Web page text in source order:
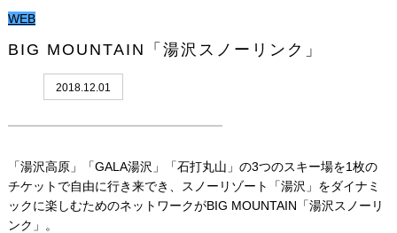
WEB
BIG MOUNTAIN「湯沢スノーリンク」
2018.12.01
「湯沢高原」「GALA湯沢」「石打丸山」の3つのスキー場を1枚の
チケットで自由に行き来でき、スノーリゾート「湯沢」をダイナミ
ックに楽しむためのネットワークがBIG MOUNTAIN「湯沢スノーリ
ンク」。